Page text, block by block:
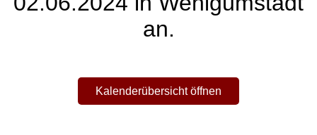
an.
Kalenderübersicht öffnen